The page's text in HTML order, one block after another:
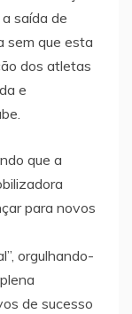
saída de
sem que esta
dos atletas
e
que a
para novos
orgulhando-
de sucesso